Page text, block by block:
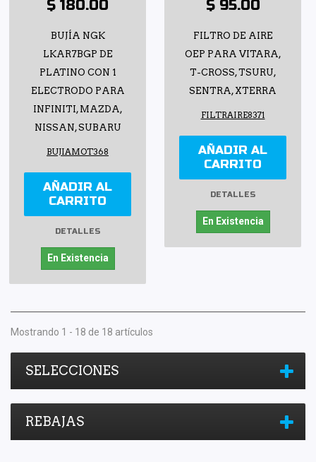
$ 180.00
BUJÍA NGK
LKAR7BGP DE
PLATINO CON 1
ELECTRODO PARA
INFINITI, MAZDA,
NISSAN, SUBARU
BUJIAMOT368
AÑADIR AL
CARRITO
DETALLES
En Existencia
$ 95.00
FILTRO DE AIRE
OEP PARA VITARA,
T-CROSS, TSURU,
SENTRA, XTERRA
FILTRAIRE8371
AÑADIR AL
CARRITO
DETALLES
En Existencia
Mostrando 1 - 18 de 18 artículos
SELECCIONES
REBAJAS